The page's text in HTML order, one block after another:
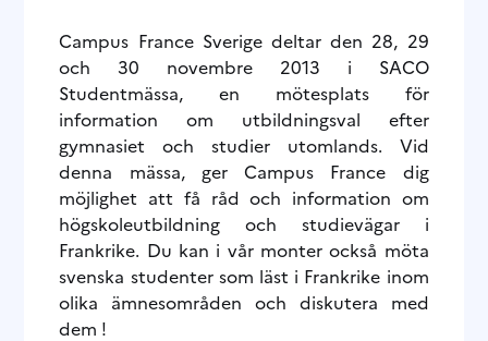
Campus France Sverige deltar den 28, 29
och 30 novembre 2013 i SACO
Studentmässa, en mötesplats för
information om utbildningsval efter
gymnasiet och studier utomlands. Vid
denna mässa, ger Campus France dig
möjlighet att få råd och information om
högskoleutbildning och studievägar i
Frankrike. Du kan i vår monter också möta
svenska studenter som läst i Frankrike inom
olika ämnesområden och diskutera med
dem !